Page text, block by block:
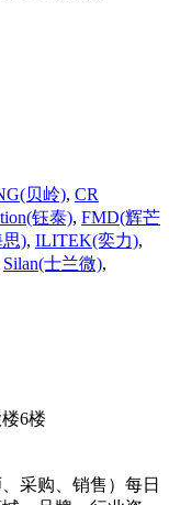
贝岭), CR
钰泰), FMD(辉芒
), ILITEK(奕力),
Silan(士兰微),
6楼
采购、销售）每日